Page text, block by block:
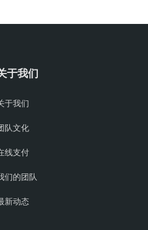
于我们
于我们
队文化
线支付
们的团队
新动态